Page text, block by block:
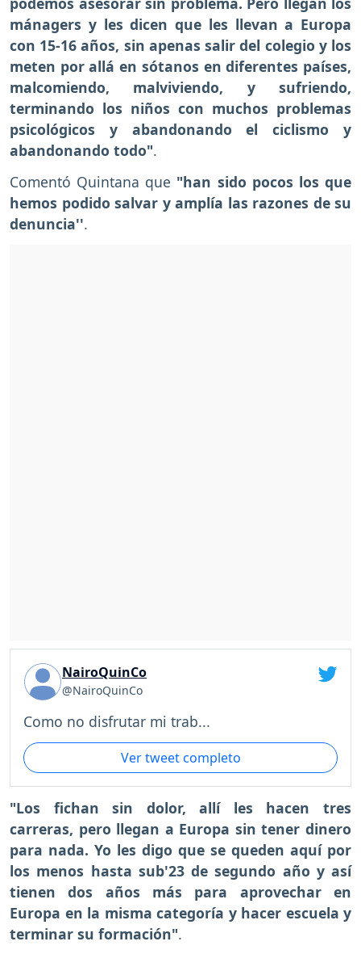
mánagers y les dicen que les llevan a Europa
con 15-16 años, sin apenas salir del colegio y los
meten por allá en sótanos en diferentes países,
malcomiendo, malviviendo, y sufriendo,
terminando los niños con muchos problemas
psicológicos y abandonando el ciclismo y
abandonando todo".
Comentó Quintana que "han sido pocos los que
hemos podido salvar y amplía las razones de su
denuncia''.
NairoQuinCo
@NairoQuinCo
Como no disfrutar mi trab...
Ver tweet completo
"Los fichan sin dolor, allí les hacen tres
carreras, pero llegan a Europa sin tener dinero
para nada. Yo les digo que se queden aquí por
los menos hasta sub'23 de segundo año y así
tienen dos años más para aprovechar en
Europa en la misma categoría y hacer escuela y
terminar su formación".